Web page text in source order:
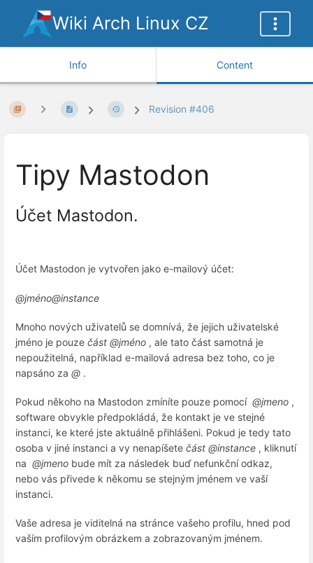
Wiki Arch Linux CZ
Info Content
Revision #406
Tipy Mastodon
Účet Mastodon.
Účet Mastodon je vytvořen jako e-mailový účet:
@jméno@instance
Mnoho nových uživatelů se domnívá, že jejich uživatelské
jméno je pouze část @jméno , ale tato část samotná je
nepoužitelná, například e-mailová adresa bez toho, co je
napsáno za @ .
Pokud někoho na Mastodon zmíníte pouze pomocí @jmeno ,
software obvykle předpokládá, že kontakt je ve stejné
instanci, ke které jste aktuálně přihlášeni. Pokud je tedy tato
osoba v jiné instanci a vy nenapíšete část @instance , kliknutí
na @jmeno bude mít za následek buď nefunkční odkaz,
nebo vás přivede k někomu se stejným jménem ve vaší
instanci.
Vaše adresa je viditelná na stránce vašeho profilu, hned pod
vaším profilovým obrázkem a zobrazovaným jménem.